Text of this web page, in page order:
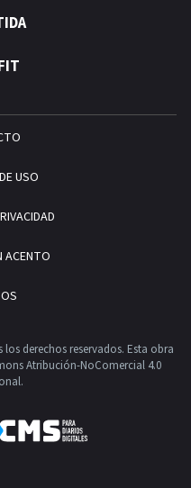
USO
ACENTO
los derechos reservados. Esta obra
Atribución-NoComercial 4.0